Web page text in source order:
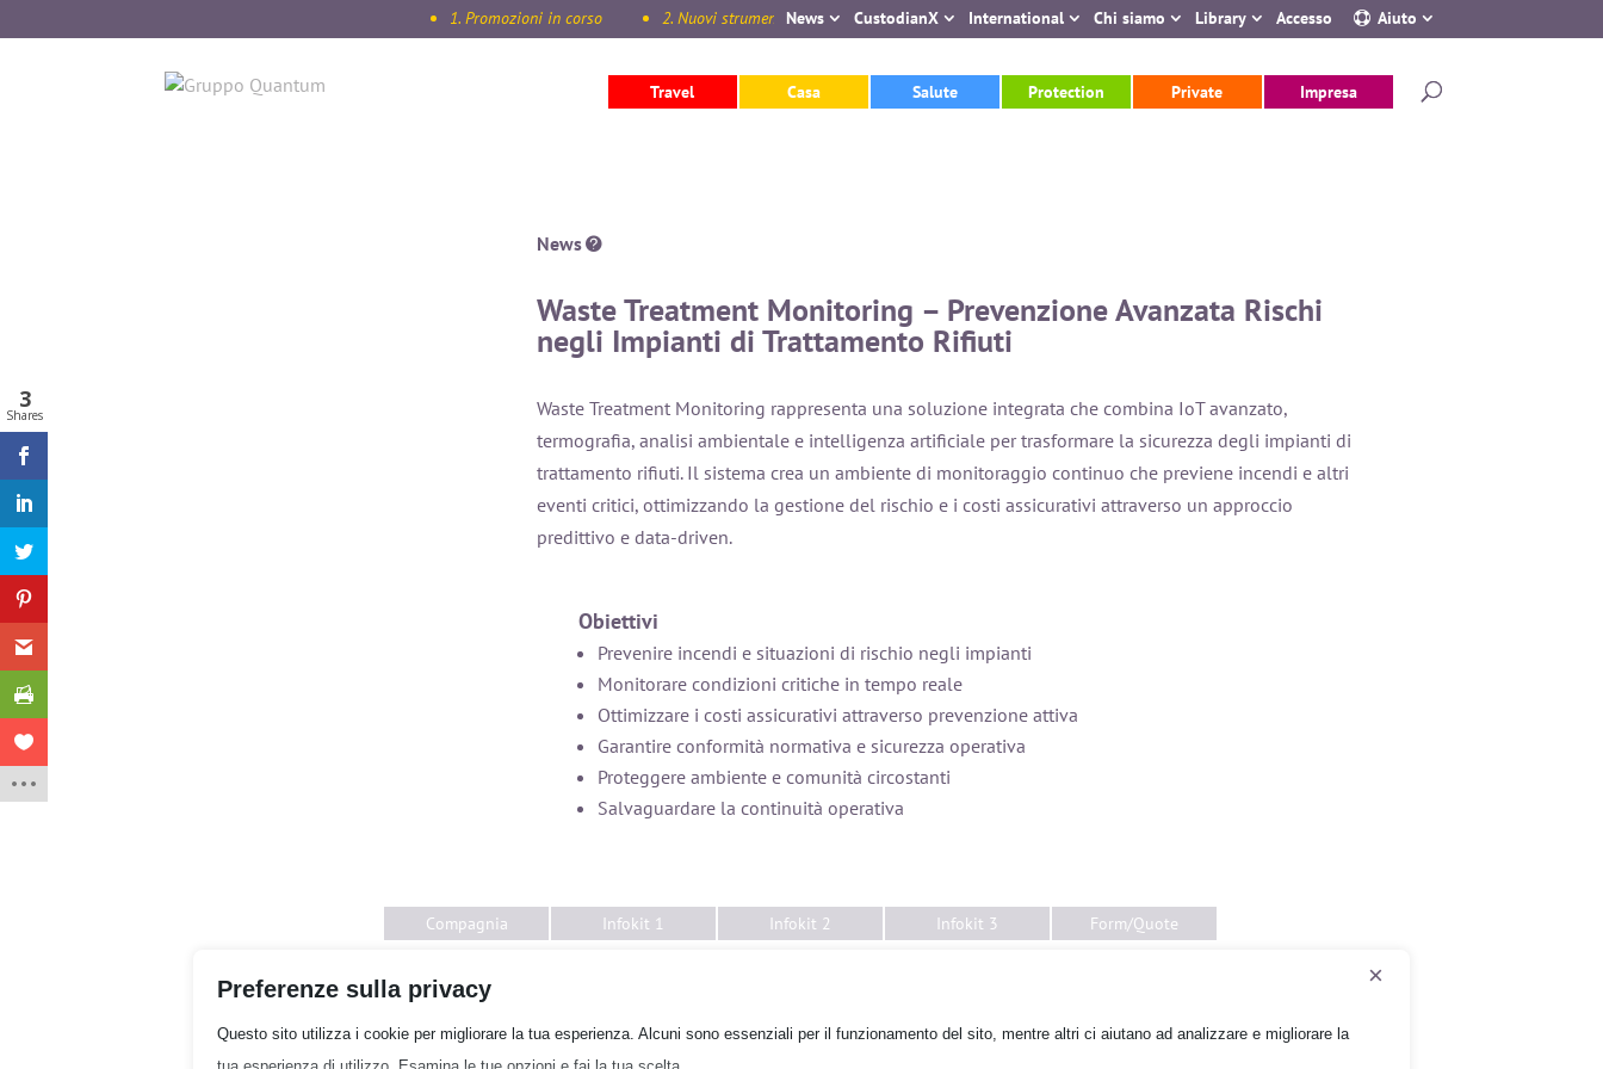
1. Promozioni in corso 2. Nuovi strumenti disponibili nella sezione International del portale Quantum 3. Presentazione Global Health Adapt – Nuova
News CustodianX International Chi siamo Library Accesso Aiuto
Travel Casa Salute Protection Private Impresa
News
Waste Treatment Monitoring – Prevenzione Avanzata Rischi
negli Impianti di Trattamento Rifiuti
Waste Treatment Monitoring rappresenta una soluzione integrata che combina IoT avanzato,
termografia, analisi ambientale e intelligenza artificiale per trasformare la sicurezza degli impianti di
trattamento rifiuti. Il sistema crea un ambiente di monitoraggio continuo che previene incendi e altri
eventi critici, ottimizzando la gestione del rischio e i costi assicurativi attraverso un approccio
predittivo e data-driven.
Obiettivi
Prevenire incendi e situazioni di rischio negli impianti
Monitorare condizioni critiche in tempo reale
Ottimizzare i costi assicurativi attraverso prevenzione attiva
Garantire conformità normativa e sicurezza operativa
Proteggere ambiente e comunità circostanti
Salvaguardare la continuità operativa
Compagnia Infokit 1 Infokit 2 Infokit 3 Form/Quote
Copyright © 2026 Gruppo Quantum - Tutti i diritti riservati
3
Shares
Preferenze sulla privacy ×
Questo sito utilizza i cookie per migliorare la tua esperienza. Alcuni sono essenziali per il funzionamento del sito, mentre altri ci aiutano ad analizzare e migliorare la